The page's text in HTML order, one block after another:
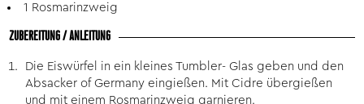
1 Rosmarinzweig
ZUBEREITUNG / ANLEITUNG
Die Eiswürfel in ein kleines Tumbler- Glas geben und den
Absacker of Germany eingießen. Mit Cidre übergießen
und mit einem Rosmarinzweig garnieren.